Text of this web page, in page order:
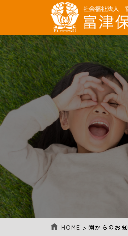
HOME > 園からのお